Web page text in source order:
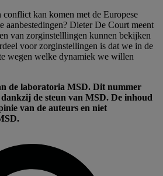
kan komen met de Europese
aanbestedingen? Dieter De Court meent
van zorginstelllingen kunnen bekijken
voor zorginstellingen is dat we in de
wegen welke dynamiek we willen
de laboratoria MSD. Dit nummer
de steun van MSD. De inhoud
van de auteurs en niet